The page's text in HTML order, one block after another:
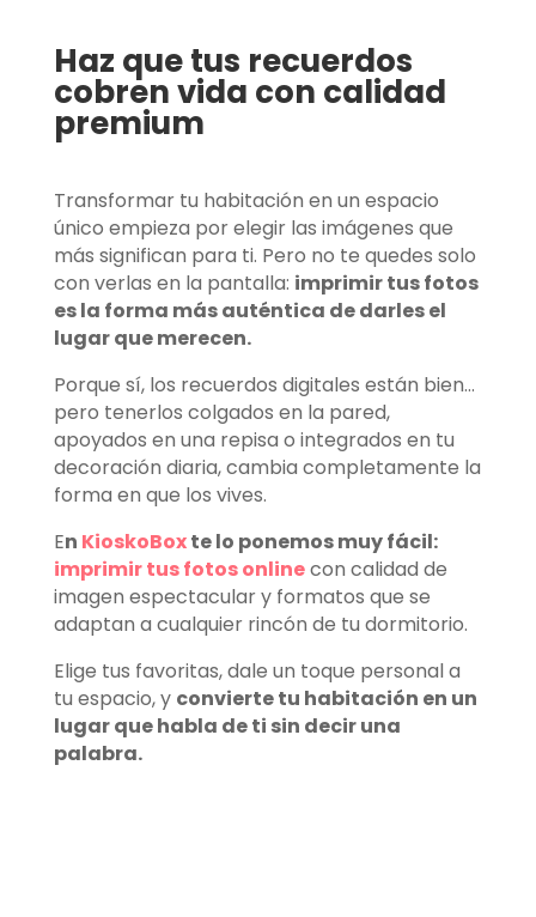
Haz que tus recuerdos
cobren vida con calidad
premium
Transformar tu habitación en un espacio
único empieza por elegir las imágenes que
más significan para ti. Pero no te quedes solo
con verlas en la pantalla: imprimir tus fotos
es la forma más auténtica de darles el
lugar que merecen.
Porque sí, los recuerdos digitales están bien…
pero tenerlos colgados en la pared,
apoyados en una repisa o integrados en tu
decoración diaria, cambia completamente la
forma en que los vives.
En KioskoBoxte lo ponemos muy fácil:
imprimir tus fotos onlinecon calidad de
imagen espectacular y formatos que se
adaptan a cualquier rincón de tu dormitorio.
Elige tus favoritas, dale un toque personal a
tu espacio, y convierte tu habitación en un
lugar que habla de ti sin decir una
palabra.